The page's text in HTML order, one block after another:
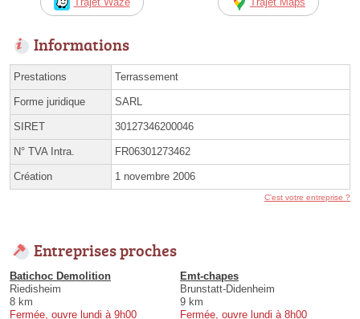
Informations
Prestations Terrassement
Forme juridique SARL
SIRET 30127346200046
N° TVA Intra. FR06301273462
Création 1 novembre 2006
C'est votre entreprise ?
Entreprises proches
Batichoc Demolition
Riedisheim
8 km
Fermée, ouvre lundi à 9h00
Emt-chapes
Brunstatt-Didenheim
9 km
Fermée, ouvre lundi à 8h00